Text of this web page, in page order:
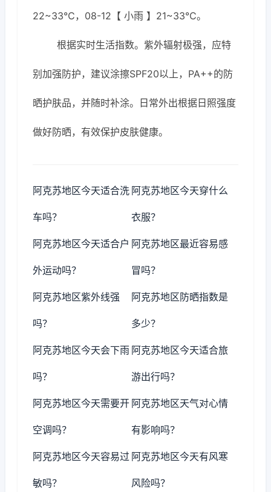
22~33℃，08-12【 小雨 】21~33℃。
根据实时生活指数。紫外辐射极强，应特
别加强防护，建议涂擦SPF20以上，PA++的防
晒护肤品，并随时补涂。日常外出根据日照强度
做好防晒，有效保护皮肤健康。
阿克苏地区今天适合洗
车吗？
阿克苏地区今天穿什么
衣服？
阿克苏地区今天适合户
外运动吗？
阿克苏地区最近容易感
冒吗？
阿克苏地区紫外线强
吗？
阿克苏地区防晒指数是
多少？
阿克苏地区今天会下雨
吗？
阿克苏地区今天适合旅
游出行吗？
阿克苏地区今天需要开
空调吗？
阿克苏地区天气对心情
有影响吗？
阿克苏地区今天容易过
敏吗？
阿克苏地区今天有风寒
风险吗？